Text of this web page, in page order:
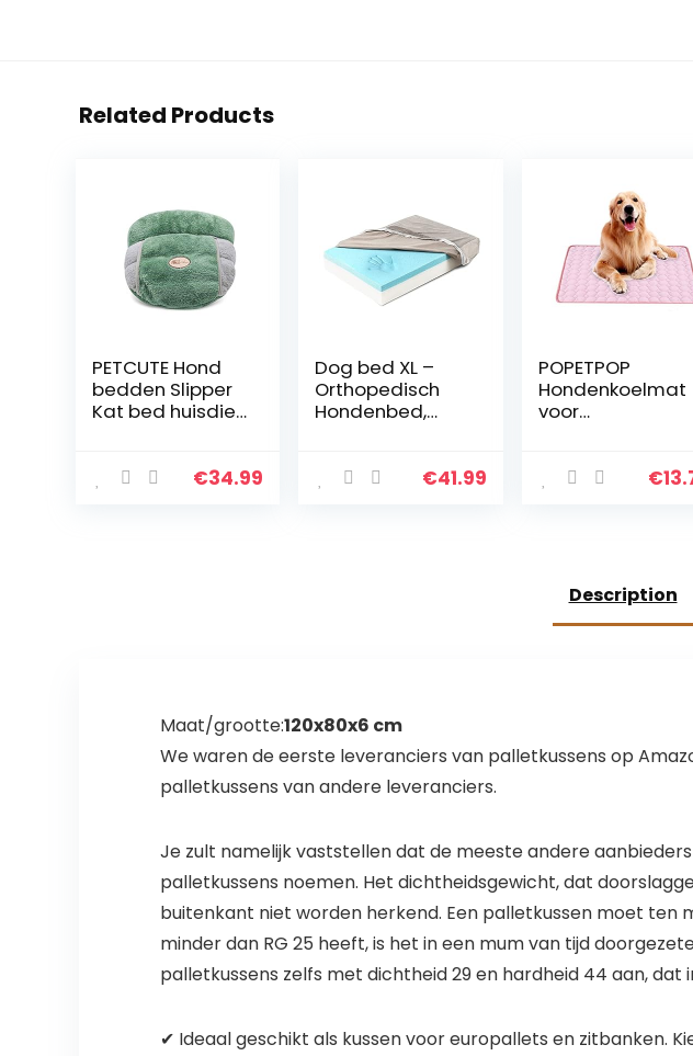
Related Products
PETCUTE Hond
bedden Slipper
Kat bed huisdier
knuffelen kat
€34.99
Dog bed XL –
Orthopedisch
Hondenbed,
Vorm
Machinewasbar
e Deken
€41.99
POPETPOP
Hondenkoelmat
voor
ademende
voor kleine
middelgrote
grote honden
€
Description
Maat/grootte:120x80x6 cm
We waren de eerste leveranciers van palletkussens op
palletkussens van andere leveranciers.
Je zult namelijk vaststellen dat de meeste andere
palletkussens noemen. Het dichtheidsgewicht, dat
buitenkant niet worden herkend. Een palletkussen moet ten
minder dan RG 25 heeft, is het in een mum van tijd
palletkussens zelfs met dichtheid 29 en hardheid 44 aan,
✔ Ideaal geschikt als kussen voor europallets en zitbanken.